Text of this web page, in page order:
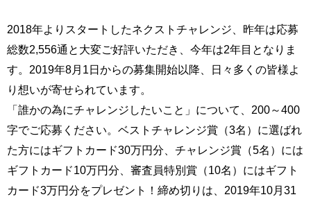
2018年よりスタートしたネクストチャレンジ、昨年は応募
総数2,556通と大変ご好評いただき、今年は2年目となりま
す。2019年8月1日からの募集開始以降、日々多くの皆様よ
り想いが寄せられています。
「誰かの為にチャレンジしたいこと」について、200～400
字でご応募ください。ベストチャレンジ賞（3名）に選ばれ
た方にはギフトカード30万円分、チャレンジ賞（5名）には
ギフトカード10万円分、審査員特別賞（10名）にはギフト
カード3万円分をプレゼント！締め切りは、2019年10月31